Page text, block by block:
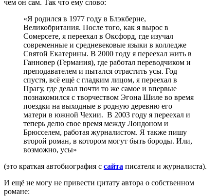
чем он сам. Так что ему слово:
«Я родился в 1977 году в Блэкберне,
Великобритания. После того, как я вырос в
Сомерсете, я переехал в Оксфорд, где изучал
современные и средневековые языки в колледже
Святой Екатерины. В 2000 году я переехал жить в
Ганновер (Германия), где работал переводчиком и
преподавателем и пытался отрастить усы. Год
спустя, всё ещё с гладким лицом, я переехал в
Прагу, где делал почти то же самое и впервые
познакомился с творчеством Эгона Шиле во время
поездки на выходные в родную деревню его
матери в южной Чехии. В 2003 году я переехал и
теперь делю свое время между Лондоном и
Брюсселем, работая журналистом. Я также пишу
второй роман, в котором могут быть бороды. Или,
возможно, усы»
(это краткая автобиография с сайта писателя и журналиста).
И ещё не могу не привести цитату автора о собственном
романе: